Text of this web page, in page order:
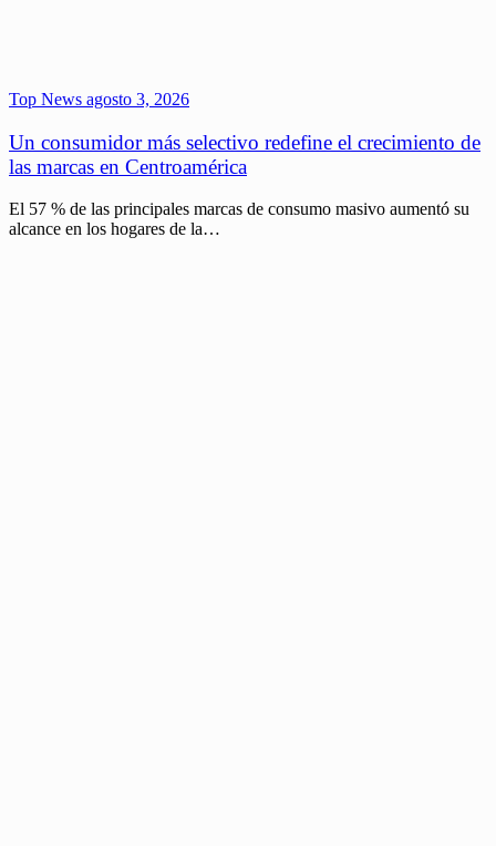
Top News agosto 3, 2026
Un consumidor más selectivo redefine el crecimiento de
las marcas en Centroamérica
El 57 % de las principales marcas de consumo masivo aumentó su
alcance en los hogares de la…